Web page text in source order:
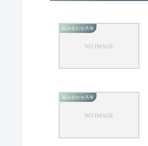
組み合わせ共有
組み合わせ共有